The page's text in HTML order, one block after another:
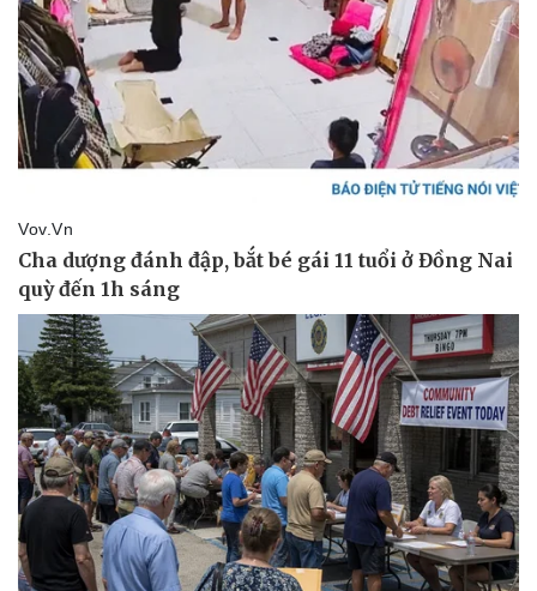
Pháp luật
Vụ án
Tin nóng
Tư vấn luật
Quân sự - Quốc phòng
Vũ khí
Việt Nam
Phân tích